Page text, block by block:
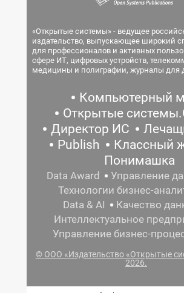
«Открытые системы» - ведущее
издательство, выпускающее широкий
для профессионалов и активных
сфере ИТ, цифровых устройств,
медицины и полиграфии, журналы для
Компьютерный
Открытые
Директор ИС
Publish
Классный
Понимашка
Data Award
Управление
Технологии бизнес-
Data & AI
Качество
Интеллектуальное
Управление бизнес-
© ООО «Издательство «Открытые
2026.